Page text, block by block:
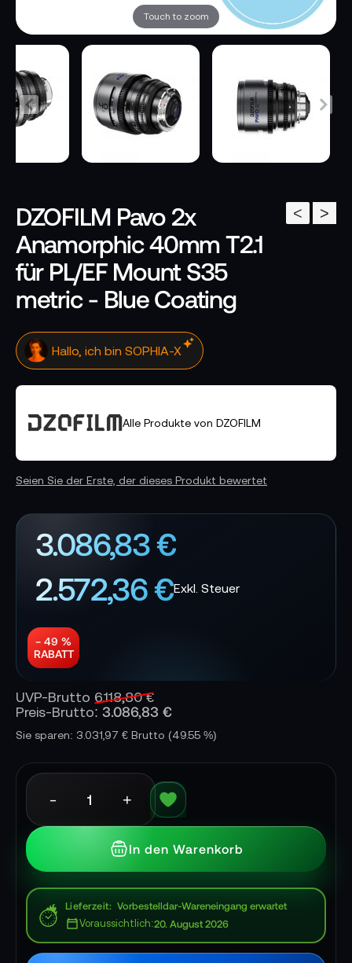
Touch to zoom
>
<
DZOFILM Pavo 2x
Anamorphic 40mm T2.1
für PL/EF Mount S35
metric - Blue Coating
Hallo, ich bin SOPHIA-X
Alle Produkte von DZOFILM
Seien Sie der Erste, der dieses Produkt bewertet
3.086,83 €
2.572,36 €
− 49 %
RABATT
UVP-Brutto 6.118,80 €
Preis-Brutto: 3.086,83 €
Sie sparen: 3.031,97 € Brutto (49.55 %)
- +
In den Warenkorb
Lieferzeit Vorbestelldar-Wareneingang erwartet
Voraussichtlich:20. August 2026